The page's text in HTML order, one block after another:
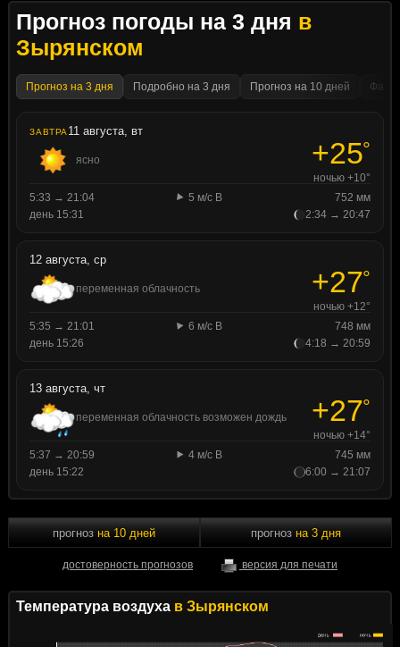
Прогноз погоды на 3 дня в
Зырянском
Прогноз на 3 дня Подробно на 3 дня Прогноз на 10 дней
ЗАВТРА11 августа, вт
ясно +25°
ночью +10°
5:33 → 21:04
5 м/с В
752 мм
день 15:31
2:34 → 20:47
12 августа, ср
переменная облачность +27°
ночью +12°
5:35 → 21:01
6 м/с В
748 мм
день 15:26
4:18 → 20:59
13 августа, чт
переменная облачность возможен дождь +27°
ночью +14°
5:37 → 20:59
4 м/с В
745 мм
день 15:22
6:00 → 21:07
прогноз на 10 дней
достоверность прогнозов версия для печати
прогноз на 3 дня
Температура воздухав Зырянском